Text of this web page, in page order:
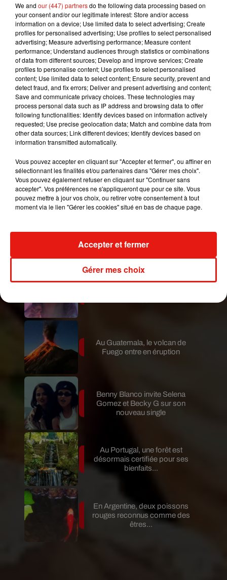
Publié : 5 mai 2017 à 1h54 par Ludo
pression à votre cours de zumba ou de samba.
Aujourd’hui cette tradition est restée très vivante
enMartiniqueet on retrouve trois foyers de bèlè.
C’est à dire des endroits ou les communautés se
réunissent pour continuer de faire vivre cette
tradition musicale : au nord de l’île dans les
environs de Basse-Pointe, à Sainte-Marie et dans
le sud près des Anses d’Arlets et du Diamant. Si
vous êtes touristes à la Martinique vous pourrez
aussi vous y initier en vous adressant àLa Maison
du bèlè Sainte-Marie. En rentrant à Paris, on
compte sur vous pour nous faire une
Mundo Latino
Le fourmilier géant fait son retour
en Argentine, et en pleine...
Karol G dévoile la tracklist de
Au Guatemala, le volcan de
Fuego entre en éruption
Benny Blanco invite Selena
Gomez et Becky G sur son
nouveau single
Au Portugal, une forêt est
désormais certifiée pour ses
bienfaits...
En Argentine, deux poissons
rouges reconnus comme des
êtres...
We and our (447) partnersdo the following data processing based on
your consent and/or our legitimate interest: Store and/or access
information on a device; Use limited data to select advertising; Create
profiles for personalised advertising; Use profiles to select personalised
advertising; Measure advertising performance; Measure content
performance; Understand audiences through statistics or combinations
of data from different sources; Develop and improve services; Create
profiles to personalise content; Use profiles to select personalised
content; Use limited data to select content; Ensure security, prevent and
detect fraud, and fix errors; Deliver and present advertising and content;
Save and communicate privacy choices. These technologies may
process personal data such as IP address and browsing data to offer
following functionalities: Identify devices based on information actively
requested; Use precise geolocation data; Match and combine data from
other data sources; Link different devices; Identify devices based on
information transmitted automatically.
Vous pouvez accepter en cliquant sur "Accepter et fermer", ou affiner en
sélectionnant les finalités et/ou partenaires dans "Gérer mes choix".
Vous pouvez également refuser en cliquant sur "Continuer sans
accepter". Vos préférences ne s'appliqueront que pour ce site. Vous
pouvez mettre à jour vos choix, ou retirer votre consentement à tout
moment via le lien "Gérer les cookies" situé en bas de chaque page.
Gérer mes choix
Accepter et fermer